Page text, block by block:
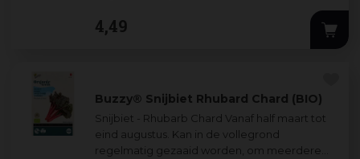
professionele kweker: oogstbaar vanaf mei
t/m oktob
4,49
Buzzy® Snijbiet Rhubard Chard (BIO)
Snijbiet - Rhubarb Chard Vanaf half maart tot
eind augustus. Kan in de vollegrond
regelmatig gezaaid worden, om meerdere